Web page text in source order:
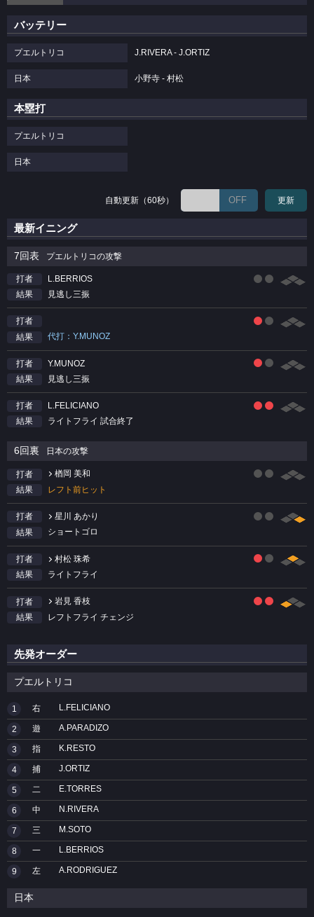
バッテリー
プエルトリコ J.RIVERA - J.ORTIZ
日本 小野寺 - 村松
本塁打
プエルトリコ
日本
自動更新（60秒） OFF 更新
最新イニング
7回表 プエルトリコの攻撃
打者
L.BERRIOS
結果
見逃し三振
打者
結果
代打：Y.MUNOZ
打者
Y.MUNOZ
結果
見逃し三振
打者
L.FELICIANO
結果
ライトフライ 試合終了
6回裏 日本の攻撃
打者
楢岡 美和
結果
レフト前ヒット
打者
星川 あかり
結果
ショートゴロ
打者
村松 珠希
結果
ライトフライ
打者
岩見 香枝
結果
レフトフライ チェンジ
先発オーダー
プエルトリコ
1 右 L.FELICIANO
2 遊 A.PARADIZO
3 指 K.RESTO
4 捕 J.ORTIZ
5 二 E.TORRES
6 中 N.RIVERA
7 三 M.SOTO
8 一 L.BERRIOS
9 左 A.RODRIGUEZ
日本